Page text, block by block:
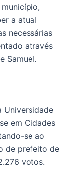
a atual
necessárias
através
Samuel.
Universidade
em Cidades
se ao
de prefeito de
votos.